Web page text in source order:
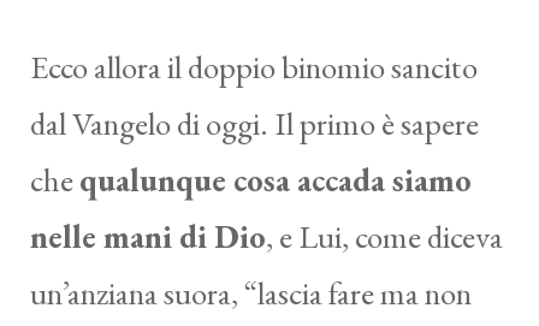
Ecco allora il doppio binomio sancito
dal Vangelo di oggi. Il primo è sapere
chequalunque cosa accada siamo
nelle mani di Dio, e Lui, come diceva
un’anziana suora, “lascia fare ma non